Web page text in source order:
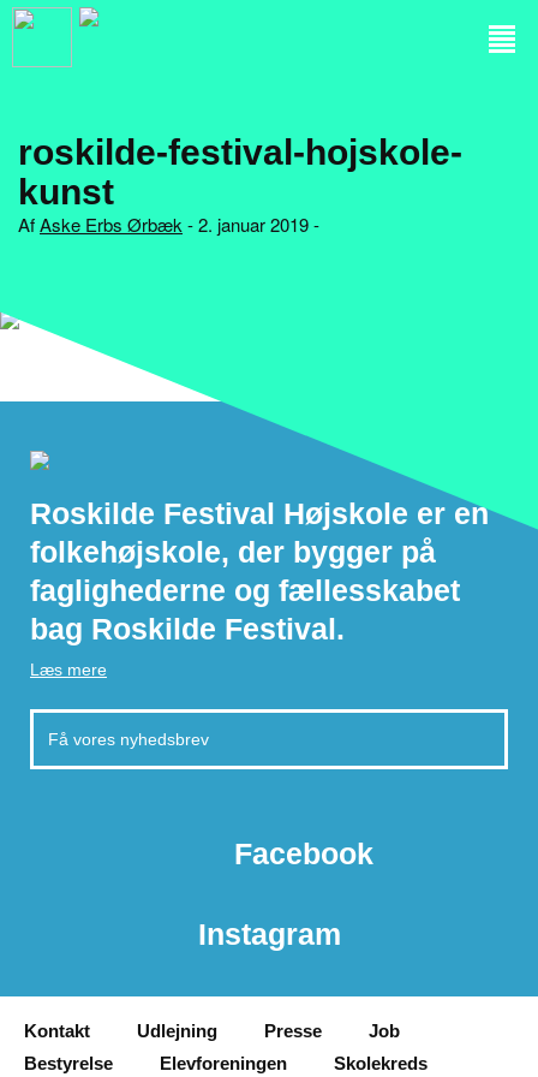
roskilde-festival-hojskole-
kunst
AfAske Erbs Ørbæk - 2. januar 2019 -
Roskilde Festival Højskole er en
folkehøjskole, der bygger på
faglighederne og fællesskabet
bag Roskilde Festival.
Læs mere
Facebook
Instagram
Kontakt Udlejning Presse
Job
Bestyrelse
Elevforeningen Skolekreds